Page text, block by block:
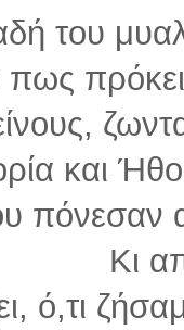
του
και
πόνεσαν
Κι
ό,τι